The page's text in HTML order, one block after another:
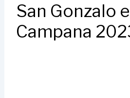
San Gonzalo
Campana